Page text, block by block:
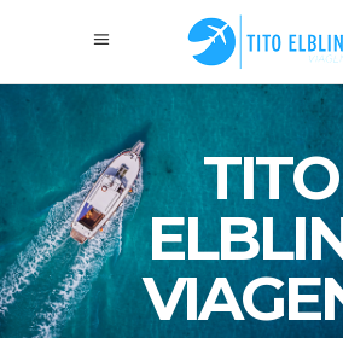
TITO